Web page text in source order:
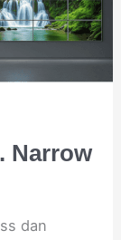
Narrow
dan